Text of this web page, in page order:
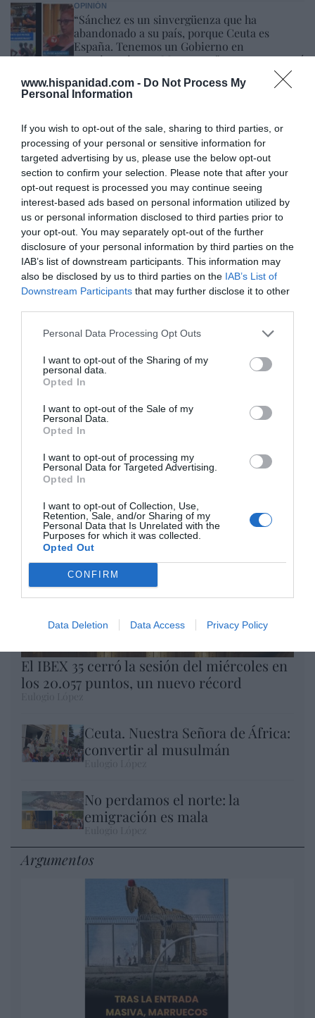
www.hispanidad.com - Do Not Process My
Personal Information
If you wish to opt-out of the sale, sharing to third parties, or
processing of your personal or sensitive information for
targeted advertising by us, please use the below opt-out
section to confirm your selection. Please note that after your
opt-out request is processed you may continue seeing
interest-based ads based on personal information utilized by
us or personal information disclosed to third parties prior to
your opt-out. You may separately opt-out of the further
disclosure of your personal information by third parties on the
IAB’s list of downstream participants. This information may
also be disclosed by us to third parties on the IAB’s List of
Downstream Participants that may further disclose it to other
Personal Data Processing Opt Outs
I want to opt-out of the Sharing of my
personal data.
Opted In
I want to opt-out of the Sale of my
Personal Data.
Opted In
I want to opt-out of processing my
Personal Data for Targeted Advertising.
Opted In
I want to opt-out of Collection, Use,
Retention, Sale, and/or Sharing of my
Personal Data that Is Unrelated with the
Purposes for which it was collected.
Opted Out
CONFIRM
Data Deletion Data Access Privacy Policy
OPINIÓN
“Sánchez es un sinvergüenza que ha
abandonado a su país, porque Ceuta es
España. Tenemos un Gobierno en
connivencia con Marruecos”: acusa una ceutí
Hispanidad 06/08/26 11:30
Marcelo Gullo: “El trabajo de desmitificar la
historia, de poner la verdadera, de
desmontar la falsificación, es un trabajo
cristiano"
por Hispanidad
Artículos anteriores
DIARIO DE LA CORRUPCIÓN SANCHISTA
Diario de la corrupción sanchista. La
Audiencia Nacional prorroga seis meses la
investigación del caso Koldo, ante el
por Redacción
Artículos anteriores
Enormes minucias
por Eulogio López
El IBEX 35 cerró la sesión del miércoles en
los 20.057 puntos, un nuevo récord
Ceuta. Nuestra Señora de África:
convertir al musulmán
No perdamos el norte: la
emigración es mala
Argumentos